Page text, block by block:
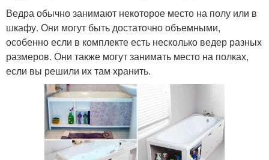
Ведра обычно занимают некоторое место на полу или в
шкафу. Они могут быть достаточно объемными,
особенно если в комплекте есть несколько ведер разных
размеров. Они также могут занимать место на полках,
если вы решили их там хранить.